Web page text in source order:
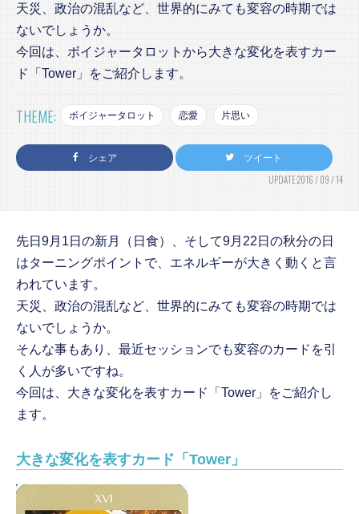
天災、政治の混乱など、世界的にみても変容の時期では
ないでしょうか。
今回は、ボイジャータロットから大きな変化を表すカー
ド「Tower」をご紹介します。
THEME: ボイジャータロット 恋愛 片思い
シェア ツイート
UPDATE:2016 / 09 / 14
先日9月1日の新月（日食）、そして9月22日の秋分の日
はターニングポイントで、エネルギーが大きく動くと言
われています。
天災、政治の混乱など、世界的にみても変容の時期では
ないでしょうか。
そんな事もあり、最近セッションでも変容のカードを引
く人が多いですね。
今回は、大きな変化を表すカード「Tower」をご紹介し
ます。
大きな変化を表すカード「Tower」